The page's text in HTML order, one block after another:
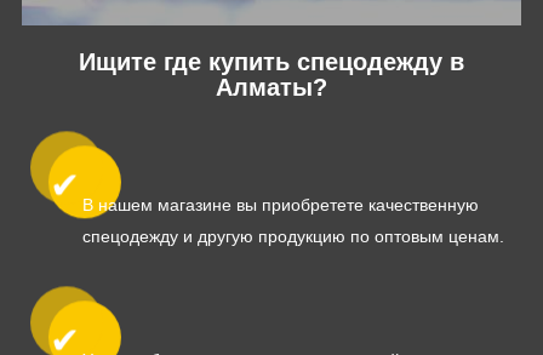
Ищите где купить спецодежду в
Алматы?
В нашем магазине вы приобретете качественную
спецодежду и другую продукцию по оптовым ценам.